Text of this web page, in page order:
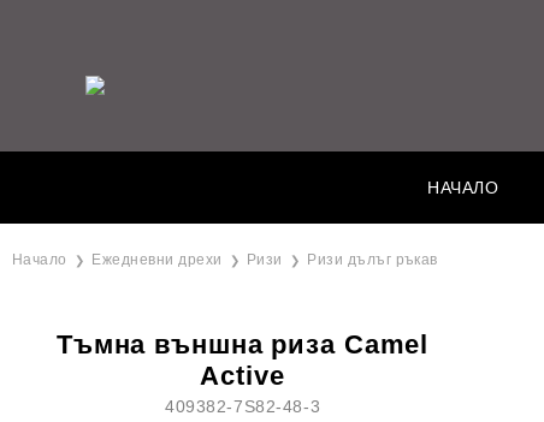
НАЧАЛО
Начало Ежедневни дрехи Ризи Ризи дълъг ръкав
Тъмна външна риза Camel
Active
409382-7S82-48-3